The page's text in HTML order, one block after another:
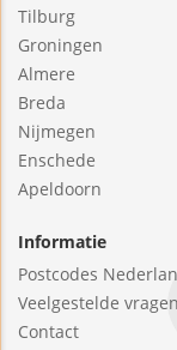
Tilburg
Groningen
Almere
Breda
Nijmegen
Enschede
Apeldoorn
Informatie
Postcodes
Veelgestelde vragen
Contact